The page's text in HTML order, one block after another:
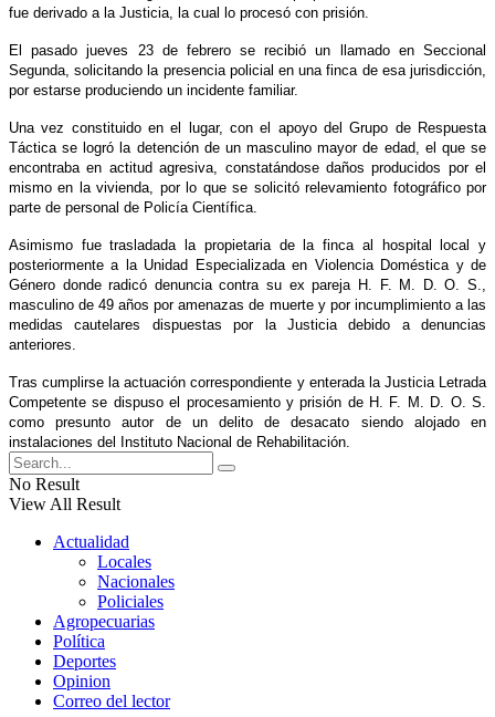
fue derivado a la Justicia, la cual lo procesó con prisión.
El pasado jueves 23 de febrero se recibió un llamado en Seccional
Segunda, solicitando la presencia policial en una finca de esa jurisdicción,
por estarse produciendo un incidente familiar.
Una vez constituido en el lugar, con el apoyo del Grupo de Respuesta
Táctica se logró la detención de un masculino mayor de edad, el que se
encontraba en actitud agresiva, constatándose daños producidos por el
mismo en la vivienda, por lo que se solicitó relevamiento fotográfico por
parte de personal de Policía Científica.
Asimismo fue trasladada la propietaria de la finca al hospital local y
posteriormente a la Unidad Especializada en Violencia Doméstica y de
Género donde radicó denuncia contra su ex pareja H. F. M. D. O. S.,
masculino de 49 años por amenazas de muerte y por incumplimiento a las
medidas cautelares dispuestas por la Justicia debido a denuncias
anteriores.
Tras cumplirse la actuación correspondiente y enterada la Justicia Letrada
Competente se dispuso el procesamiento y prisión de H. F. M. D. O. S.
como presunto autor de un delito de desacato siendo alojado en
instalaciones del Instituto Nacional de Rehabilitación.
No Result
View All Result
Actualidad
Locales
Nacionales
Policiales
Agropecuarias
Política
Deportes
Opinion
Correo del lector